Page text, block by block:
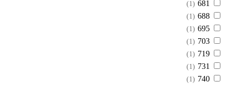
681
(1)
688
(1)
695
(1)
703
(1)
719
(1)
731
(1)
740
(1)